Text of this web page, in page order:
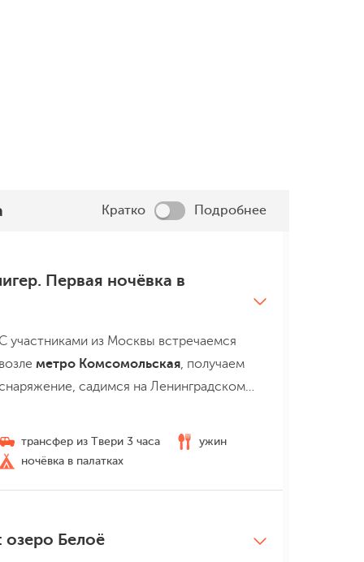
Кратко Подробнее
Первая ночёвка в
С участниками из Москвы встречаемся
возле метро Комсомольская, получаем
садимся на Ленинградском
всегда в наличии, покупать заранее не
обязательно) и мчим в
. С
см. раздел "Информация по билетам)
трансфер из Твери 3 часа
ужин
ночёвка в палатках
озеро Белоё